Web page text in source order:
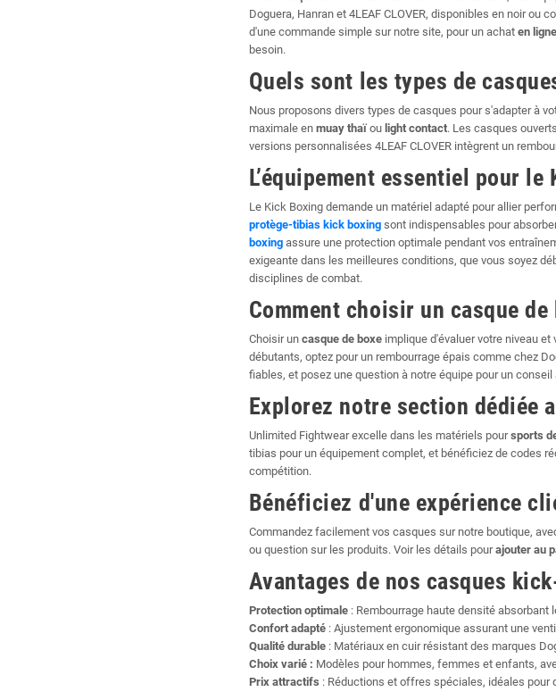
Doguera, Hanran et 4LEAF CLOVER, disponibles en noir
d'une commande simple sur notre site, pour un achat en ligne
besoin.
Quels sont les types de
Nous proposons divers types de casques pour s'adapter à
maximale en muay thaïou light contact. Les casques
versions personnalisées 4LEAF CLOVER intègrent un
L’équipement essentiel pour le
Le Kick Boxing demande un matériel adapté pour allier
protège-tibias kick boxingsont indispensables pour
boxingassure une protection optimale pendant vos
exigeante dans les meilleures conditions, que vous soyez
disciplines de combat.
Comment choisir un casque de
Choisir un casque de boxeimplique d'évaluer votre niveau et
débutants, optez pour un rembourrage épais comme chez
fiables, et posez une question à notre équipe pour un conseil
Explorez notre section dédiée
Unlimited Fightwear excelle dans les matériels poursports
tibias pour un équipement complet, et bénéficiez de codes
compétition.
Bénéficiez d'une expérience
Commandez facilement vos casques sur notre boutique,
ou question sur les produits. Voir les détails pourajouter au
Avantages de nos casques
Protection optimale: Rembourrage haute densité absorbant
Confort adapté: Ajustement ergonomique assurant une
Qualité durable: Matériaux en cuir résistant des marques
Choix varié : Modèles pour hommes, femmes et enfants,
Prix attractifs : Réductions et offres spéciales, idéales pour